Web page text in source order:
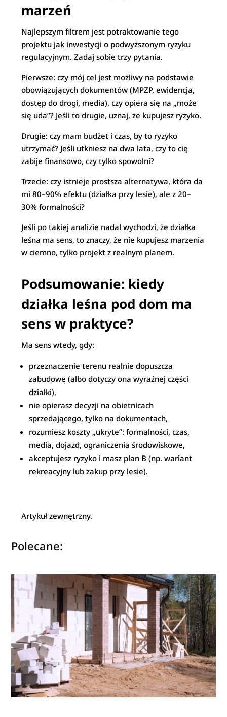
marzeń
Najlepszym filtrem jest potraktowanie tego
projektu jak inwestycji o podwyższonym ryzyku
regulacyjnym. Zadaj sobie trzy pytania.
Pierwsze: czy mój cel jest możliwy na podstawie
obowiązujących dokumentów (MPZP, ewidencja,
dostęp do drogi, media), czy opiera się na „może
się uda”? Jeśli to drugie, uznaj, że kupujesz ryzyko.
Drugie: czy mam budżet i czas, by to ryzyko
utrzymać? Jeśli utkniesz na dwa lata, czy to cię
zabije finansowo, czy tylko spowolni?
Trzecie: czy istnieje prostsza alternatywa, która da
mi 80–90% efektu (działka przy lesie), ale z 20–
30% formalności?
Jeśli po takiej analizie nadal wychodzi, że działka
leśna ma sens, to znaczy, że nie kupujesz marzenia
w ciemno, tylko projekt z realnym planem.
Podsumowanie: kiedy
działka leśna pod dom ma
sens w praktyce?
Ma sens wtedy, gdy:
przeznaczenie terenu realnie dopuszcza
zabudowę (albo dotyczy ona wyraźnej części
działki),
nie opierasz decyzji na obietnicach
sprzedającego, tylko na dokumentach,
rozumiesz koszty „ukryte”: formalności, czas,
media, dojazd, ograniczenia środowiskowe,
akceptujesz ryzyko i masz plan B (np. wariant
rekreacyjny lub zakup przy lesie).
Artykuł zewnętrzny.
Polecane: